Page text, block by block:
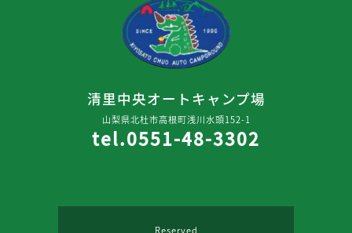
清里中央オートキャンプ場
山梨県北杜市高根町浅川水頭152-1
tel.0551-48-3302
Reserved